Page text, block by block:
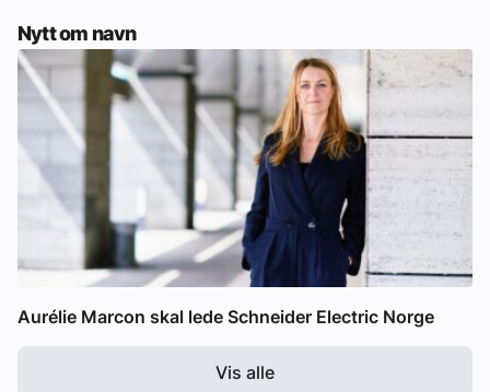
Nytt om navn
Aurélie Marcon skal lede Schneider Electric Norge
Vis alle